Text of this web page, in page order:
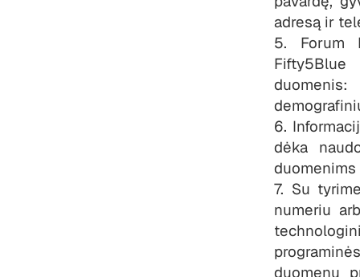
adresą ir
5. Forum
Fifty5Blue
duomenis:
6.
dėka
7. Su
numeriu
duomenų